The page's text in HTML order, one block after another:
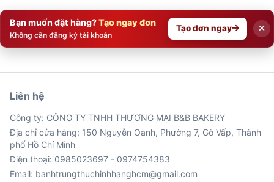
Bạn muốn đặt hàng?Tạo ngay đơn
Không cần đăng ký tài khoản
Tạo đơn ngay
Liên hệ
Công ty: CÔNG TY TNHH THƯƠNG MẠI B&B BAKERY
Địa chỉ cửa hàng: 150 Nguyễn Oanh, Phường 7, Gò Vấp, Thành
phố Hồ Chí Minh
Điện thoại: 0985023697 - 0974754383
Email: banhtrungthuchinhhanghcm@gmail.com